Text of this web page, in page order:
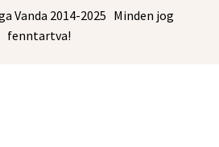
Vanda 2014-2025 Minden jog
fenntartva!